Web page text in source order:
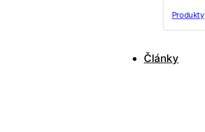
Produkty
Články